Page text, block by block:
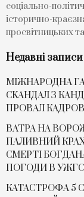
соціально-
історично-
просвітницьких
Недавні записи
МІЖНАРОДНА
СKАНДАЛ З
ПРОВАЛ
ВАТРА НА
ПАЛИВНИЙ
СМЕРТІ
ПОГОДИ В
КАТАСТРОФА 5